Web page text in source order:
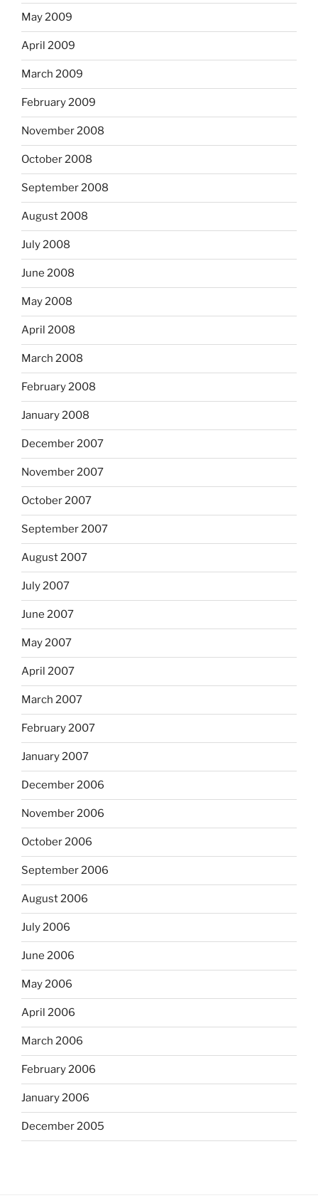
May 2009
April 2009
March 2009
February 2009
November 2008
October 2008
September 2008
August 2008
July 2008
June 2008
May 2008
April 2008
March 2008
February 2008
January 2008
December 2007
November 2007
October 2007
September 2007
August 2007
July 2007
June 2007
May 2007
April 2007
March 2007
February 2007
January 2007
December 2006
November 2006
October 2006
September 2006
August 2006
July 2006
June 2006
May 2006
April 2006
March 2006
February 2006
January 2006
December 2005